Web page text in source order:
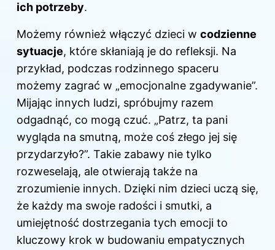
ich potrzeby.
Możemy również włączyć dzieci w codzienne
sytuacje, które skłaniają je do refleksji. Na
przykład, podczas rodzinnego spaceru
możemy zagrać w „emocjonalne zgadywanie”.
Mijając innych ludzi, spróbujmy razem
odgadnąć, co mogą czuć. „Patrz, ta pani
wygląda na smutną, może coś złego jej się
przydarzyło?”. Takie zabawy nie tylko
rozweselają, ale otwierają także na
zrozumienie innych. Dzięki nim dzieci uczą się,
że każdy ma swoje radości i smutki, a
umiejętność dostrzegania tych emocji to
kluczowy krok w budowaniu empatycznych